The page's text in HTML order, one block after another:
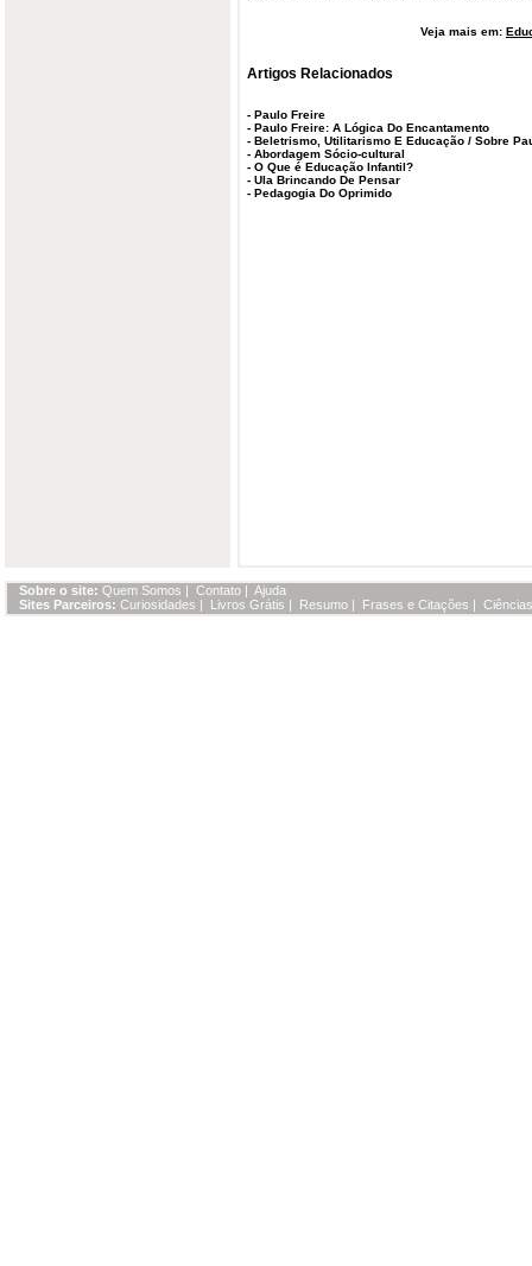
Veja mais em:
Artigos Relacionados
- Paulo Freire
- Paulo Freire: A Lógica Do Encantamento
- Beletrismo, Utilitarismo E Educação / Sobre
- Abordagem Sócio-cultural
- O Que é Educação Infantil?
- Ula Brincando De Pensar
- Pedagogia Do Oprimido
Sobre o site: Quem Somos | Contato | Ajuda
Sites Parceiros: Curiosidades | Livros Grátis | Resumo | Frases e Citações |